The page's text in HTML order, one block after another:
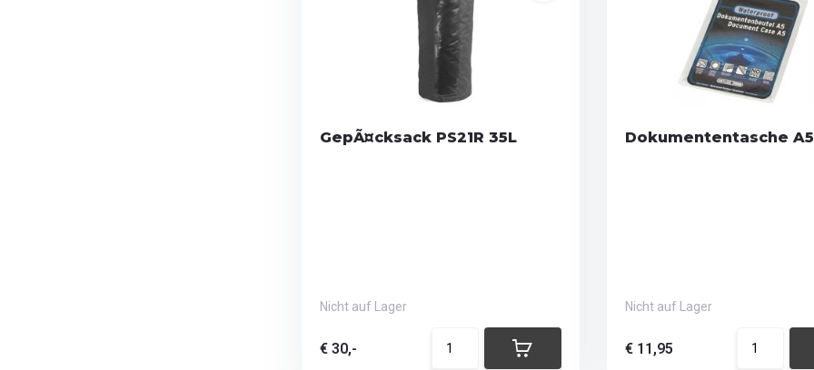
GepÃ¤cksack PS21R 35L
Nicht auf Lager
€ 30,-
Dokumententasche A5
Nicht auf Lager
€ 11,95